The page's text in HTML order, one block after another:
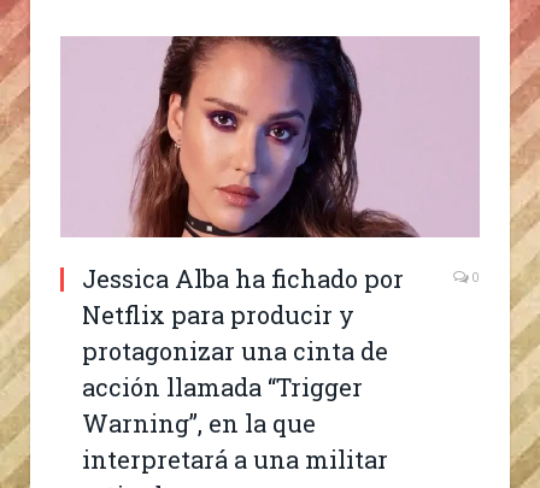
Jessica Alba ha fichado por
Netflix para producir y
protagonizar una cinta de
acción llamada “Trigger
Warning”, en la que
interpretará a una militar
0